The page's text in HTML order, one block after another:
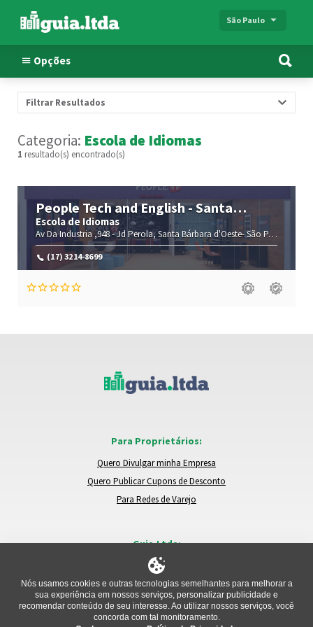
São Paulo
Opções
Filtrar Resultados
Categoria: Escola de Idiomas
1 resultado(s) encontrado(s)
People Tech and English - Santa
Barbara Doeste - Jd Perola
Escola de Idiomas
Av Da Industria ,948 -Jd Perola, Santa Bárbara d'Oeste-São Paulo(SP)
(17) 3214-8699
Para Proprietários:
Quero Divulgar minha Empresa
Quero Publicar Cupons de Desconto
Para Redes de Varejo
Guia.Ltda:
Locais e Empresas
Trocar de Região
Relatar um Problema
Nós usamos cookies e outras tecnologias semelhantes para melhorar a
sua experiência em nossos serviços, personalizar publicidade e
recomendar conteúdo de seu interesse. Ao utilizar nossos serviços, você
concorda com tal monitoramento.